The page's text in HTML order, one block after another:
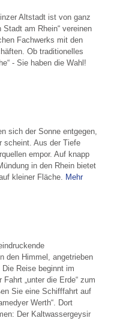
Altstadt ist von ganz
Stadt am Rhein“ vereinen
Fachwerks mit den
Ob traditionelles
- Sie haben die Wahl!
sich der Sonne entgegen,
scheint. Aus der Tiefe
empor. Auf knapp
in den Rhein bietet
kleiner Fläche. Mehr
den Himmel, angetrieben
Reise beginnt im
„unter die Erde“ zum
Sie eine Schifffahrt auf
Werth“. Dort
Der Kaltwassergeysir